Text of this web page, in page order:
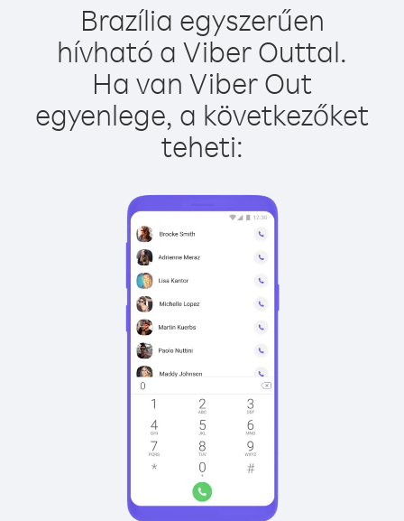
Brazília egyszerűen
hívható a Viber Outtal.
Ha van Viber Out
egyenlege, a következőket
teheti: